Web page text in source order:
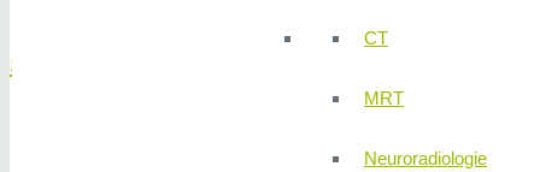
CT
MRT
Neuroradiologie
Schilddrüse